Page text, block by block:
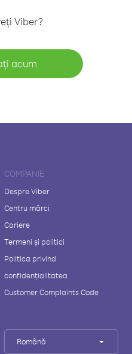
Viber?
acum
COMPANIE
Despre Viber
Centru mărci
Cariere
Termeni și politici
Politica privind
confidențialitatea
Customer Complaints Code
Română